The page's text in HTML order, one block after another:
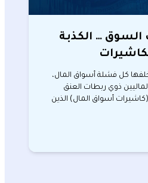
السوق … الكذبة
خلفها كل فشلة أسواق المال،
ذوي ربطات العنق
أسواق المال) الذين